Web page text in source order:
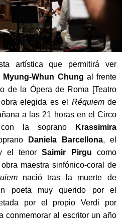
artística que permitirá ver
Myung-Whun Chung al frente
de la Ópera de Roma [Teatro
elegida es el Réquiemde
a las 21 horas en el Circo
la sopranoKrassimira
Daniela Barcellona, el
el tenor Saimir Pirgu como
maestra sinfónico-coral de
nació tras la muerte de
poeta muy querido por el
por el propio Verdi por
conmemorar al escritor un año